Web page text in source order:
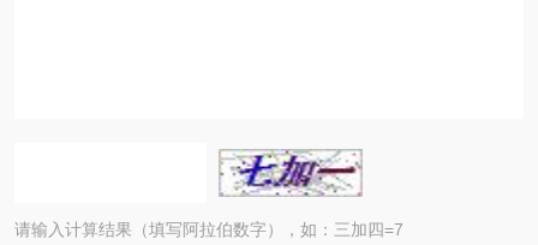
请输入计算结果（填写阿拉伯数字），如：三加四=7